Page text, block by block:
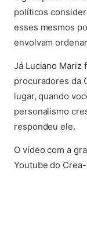
políticos
esses mesmos
envolvam
Já Luciano Mariz
procuradores da
lugar, quando
personalismo
respondeu ele.
O vídeo com a
Youtube do